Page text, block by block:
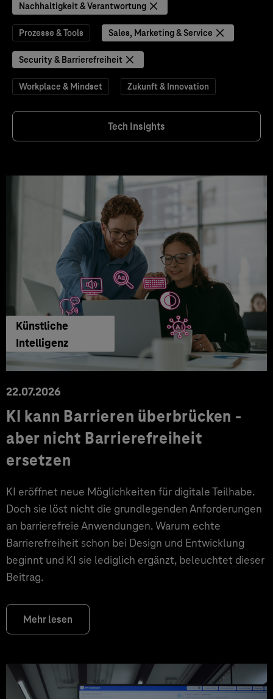
Nachhaltigkeit & Verantwortung
Prozesse & Tools Sales, Marketing & Service
Security & Barrierefreiheit
Workplace & Mindset Zukunft & Innovation
Tech Insights
Künstliche
Intelligenz
22.07.2026
KI kann Barrieren überbrücken -
aber nicht Barrierefreiheit
ersetzen
KI eröffnet neue Möglichkeiten für digitale Teilhabe.
Doch sie löst nicht die grundlegenden Anforderungen
an barrierefreie Anwendungen. Warum echte
Barrierefreiheit schon bei Design und Entwicklung
beginnt und KI sie lediglich ergänzt, beleuchtet dieser
Beitrag.
Mehr lesen